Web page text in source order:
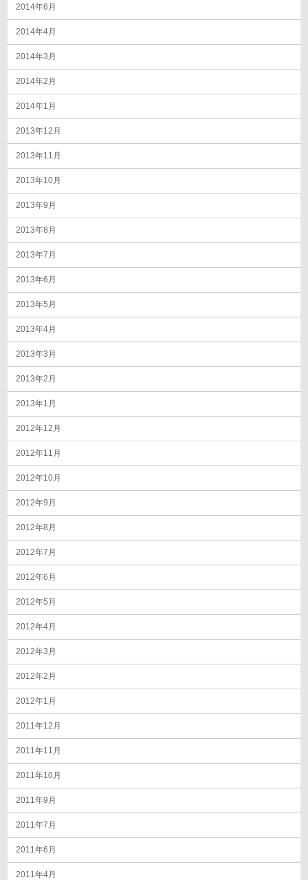
2014年6月
2014年4月
2014年3月
2014年2月
2014年1月
2013年12月
2013年11月
2013年10月
2013年9月
2013年8月
2013年7月
2013年6月
2013年5月
2013年4月
2013年3月
2013年2月
2013年1月
2012年12月
2012年11月
2012年10月
2012年9月
2012年8月
2012年7月
2012年6月
2012年5月
2012年4月
2012年3月
2012年2月
2012年1月
2011年12月
2011年11月
2011年10月
2011年9月
2011年7月
2011年6月
2011年4月